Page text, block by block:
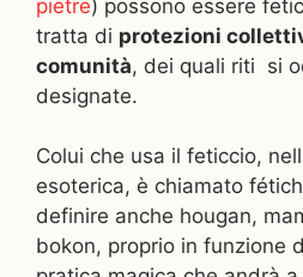
pietre) possono essere
tratta di protezioni
comunità, dei quali riti si
designate.
Colui che usa il feticcio,
esoterica, è chiamato
definire anche hougan,
bokon, proprio in funzione